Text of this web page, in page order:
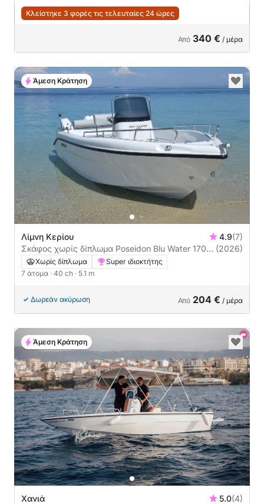
Κλείστηκε 3 φορές τις τελευταίες 24 ώρες
Από 340 € / μέρα
Λίμνη Κερίου 4.9(7)
Σκάφος χωρίς δίπλωμα Poseidon Blu Water 170
40ch
(2026)
Χωρίς δίπλωμα
Super ιδιοκτήτης
7 άτομα · 40 ch · 5.1 m
Δωρεάν ακύρωση Από 204 € / μέρα
Άμεση Κράτηση
Χανιά 5.0(4)
Άμεση Κράτηση